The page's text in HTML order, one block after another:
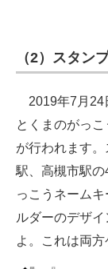
（2）スタン
2019年7月24
とくまのがっ
が行われます
駅、高槻市駅
っこうネーム
ルダーのデザ
よ。これは両方